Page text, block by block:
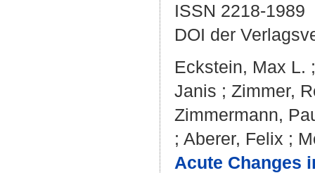
ISSN 2218-1989
DOI der
Eckstein, Max L.
Janis ; Zimmer,
Zimmermann,
; Aberer, Felix ;
Acute Changes